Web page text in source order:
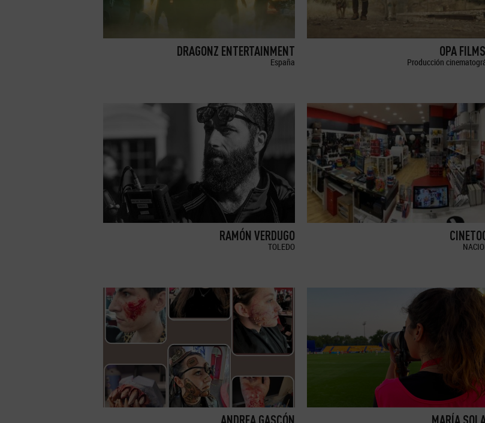
DRAGONZ ENTERTAINMENT
España
OPA
Producción
RAMÓN VERDUGO
TOLEDO
ANDREA GASCÓN MARÍA